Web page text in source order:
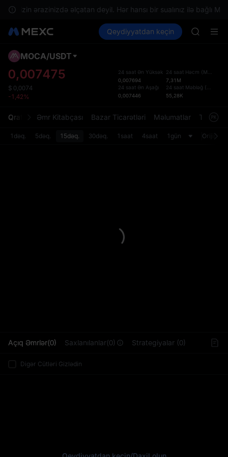
sizin ərazinizdə əlçatan deyil. Hər hansı bir sualınız ilə bağlı
Bazarlar Spot Futures SPCX
Qeydiyyatdan keçin
SKYAI
AAOI
SKYAI
MOCA/USDT
0,007475
$ 0,0074
-1,42%
24 saat Ən Yüksək
0,007694
24 saat Ən Aşağı
0,007446
24 saat Həcm (MOCA
7,31M
24 saat Məbləğ (
55,28K
Qrafik Əmr Kitabçası Bazar Ticarətləri Məlumatlar
1dəq. 5dəq. 15dəq. 30dəq. 1saat 4saat 1gün Orijinal
Açıq Əmrlər(0) Saxlanılanlar(0) Strategiyalar (0)
Digər Cütləri Gizlədin